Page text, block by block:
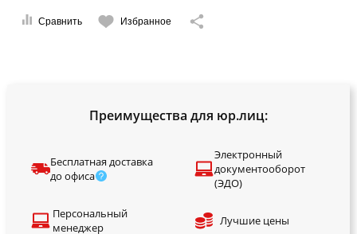
Сравнить Избранное
Преимущества для юр.лиц:
Бесплатная доставка
до офиса
Электронный
документооборот
(ЭДО)
Персональный
менеджер
Лучшие цены